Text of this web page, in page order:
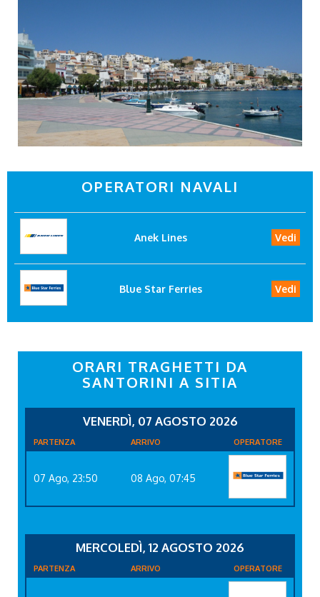
OPERATORI NAVALI
Anek Lines Vedi
Blue Star Ferries Vedi
ORARI TRAGHETTI DA
SANTORINI A SITIA
VENERDÌ, 07 AGOSTO 2026
PARTENZA ARRIVO OPERATORE
07 Ago, 23:50 08 Ago, 07:45
MERCOLEDÌ, 12 AGOSTO 2026
PARTENZA ARRIVO OPERATORE